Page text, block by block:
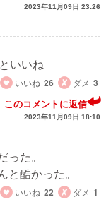
2023年11月09日 23:26
いいね
いいね 26 ダメ 3
このコメントに返信
2023年11月09日 18:10
った。
と酷かった。
いいね 22 ダメ 1